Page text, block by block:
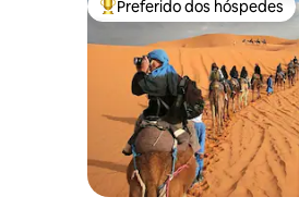
Entre os melhores
Preferido dos hóspedes